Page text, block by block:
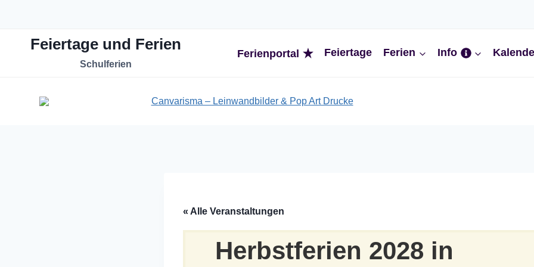
springenFeiertage und Ferien
Schulferien
Ferienportal Feiertage Ferien Info
« Alle Veranstaltungen
Herbstferien 2028 in